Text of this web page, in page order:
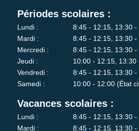
Périodes scolaires :
Lundi :
8:45 - 12:15, 13:30 -
Mardi :
8:45 - 12:15, 13:30 -
Mercredi :
8:45 - 12:15, 13:30 -
Jeudi :
10:00 - 12:15, 13:30
Vendredi :
8:45 - 12:15, 13:30 -
Samedi :
10:00 - 12:00 (État
Vacances scolaires :
Lundi :
8:45 - 12:15, 13:30 -
Mardi :
8:45 - 12:15, 13:30 -